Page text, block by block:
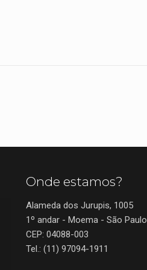
Onde estamos?
Alameda dos Jurupis, 1005
1º andar - Moema - São Paulo
CEP: 04088-003
Tel.: (11) 97094-1911